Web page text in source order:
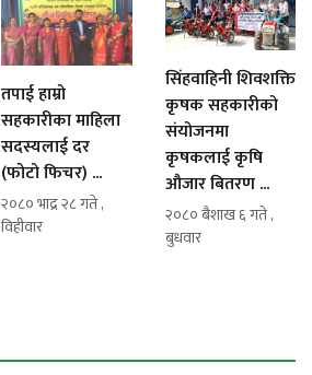
तपाई हाम्रो
सहकारीका माहिला
सदस्यलाई दर
(फोटो फिचर) ...
२०८० भाद्र २८ गते ,
विहीवार
सिंहवाहिनी शिवशक्ति
कृषक सहकारीको
संयोजनमा
कृषकलाई कृषि
औजार बितरण ...
२०८० बैशाख ६ गते ,
बुधवार